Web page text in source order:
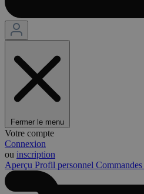
Fermer le menu
Votre compte
Connexion
ou inscription
Aperçu Profil personnel Commandes